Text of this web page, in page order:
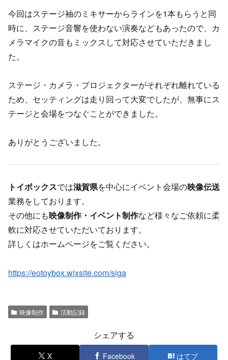
今回はステージ袖のミキサーからラインを1本もらうと同
時に、ステージ音響を使わない演奏などもあったので、カ
メラマイクの音もミックスして対応させていただきまし
た。
ステージ・カメラ・プロジェクターがそれぞれ離れている
ため、セッティングは走り回って大変でしたが、無事にス
テージと会場をつなぐことができました。
ありがとうございました。
トイボックスでは滋賀県を中心にイベント会場の映像伝送
業務をしております。
その他にも映像制作・イベント制作など様々なご依頼に柔
軟に対応させていただいております。
詳しくはホームページをご覧ください。
https://eotoybox.wixsite.com/siga
映像制作 活動記録
シェアする
X Facebook はてブ